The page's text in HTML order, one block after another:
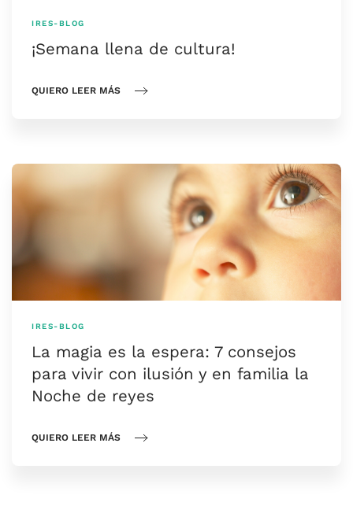
IRES-BLOG
¡Semana llena de cultura!
QUIERO LEER MÁS
IRES-BLOG
La magia es la espera: 7 consejos
para vivir con ilusión y en familia la
Noche de reyes
QUIERO LEER MÁS